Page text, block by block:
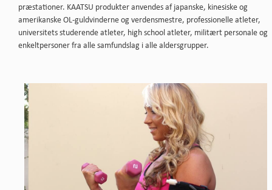
præstationer. KAATSU produkter anvendes af japanske, kinesiske og
amerikanske OL-guldvinderne og verdensmestre, professionelle atleter,
universitets studerende atleter, high school atleter, militært personale og
enkeltpersoner fra alle samfundslag i alle aldersgrupper.